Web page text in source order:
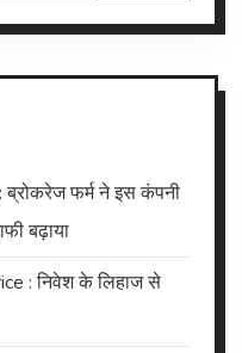
फर्म ने इस कंपनी
बढ़ाया
: निवेश के लिहाज से